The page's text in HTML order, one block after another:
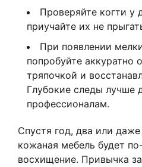
Проверяйте когти
приучайте их не
При появлении
попробуйте аккуратно
тряпочкой и
Глубокие следы лучше
профессионалам.
Спустя год, два или
кожаная мебель будет
восхищение. Привычка